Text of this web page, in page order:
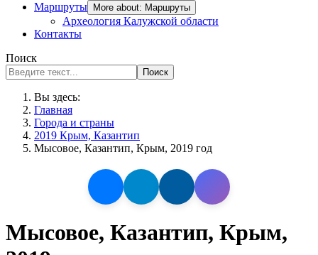
Маршруты
More about: Маршруты
Археология Калужской области
Контакты
Поиск
Поиск
Вы здесь:
Главная
Города и страны
2019 Крым, Казантип
Мысовое, Казантип, Крым, 2019 год
Мысовое, Казантип, Крым,